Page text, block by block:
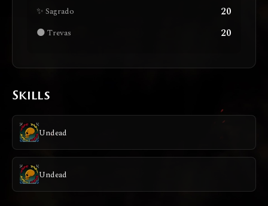
✨ Sagrado 20
🌑 Trevas 20
Skills
Undead
Undead